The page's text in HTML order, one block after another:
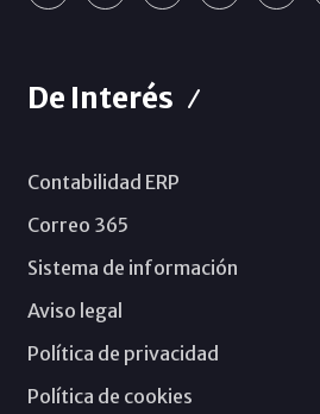
De Interés
Contabilidad ERP
Correo 365
Sistema de información
Aviso legal
Política de privacidad
Política de cookies